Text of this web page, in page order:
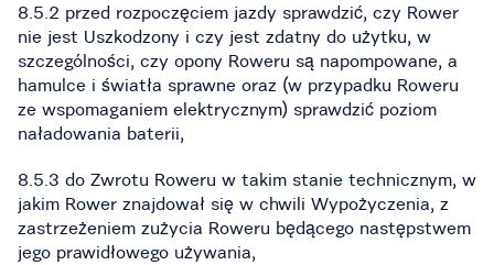
8.5.2 przed rozpoczęciem jazdy sprawdzić, czy Rower
nie jest Uszkodzony i czy jest zdatny do użytku, w
szczególności, czy opony Roweru są napompowane, a
hamulce i światła sprawne oraz (w przypadku Roweru
ze wspomaganiem elektrycznym) sprawdzić poziom
naładowania baterii,
8.5.3 do Zwrotu Roweru w takim stanie technicznym, w
jakim Rower znajdował się w chwili Wypożyczenia, z
zastrzeżeniem zużycia Roweru będącego następstwem
jego prawidłowego używania,